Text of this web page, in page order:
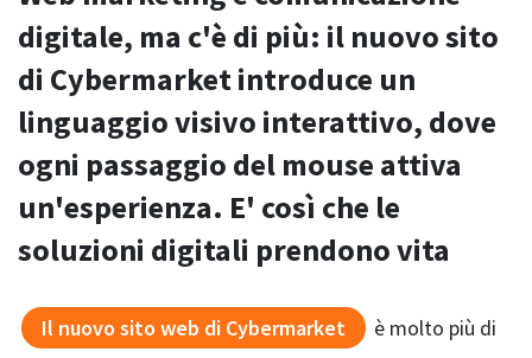
digitale, ma c'è di più: il nuovo sito
di Cybermarket introduce un
linguaggio visivo interattivo, dove
ogni passaggio del mouse attiva
un'esperienza. E' così che le
soluzioni digitali prendono vita
Il nuovo sito web di Cybermarket
è molto più di